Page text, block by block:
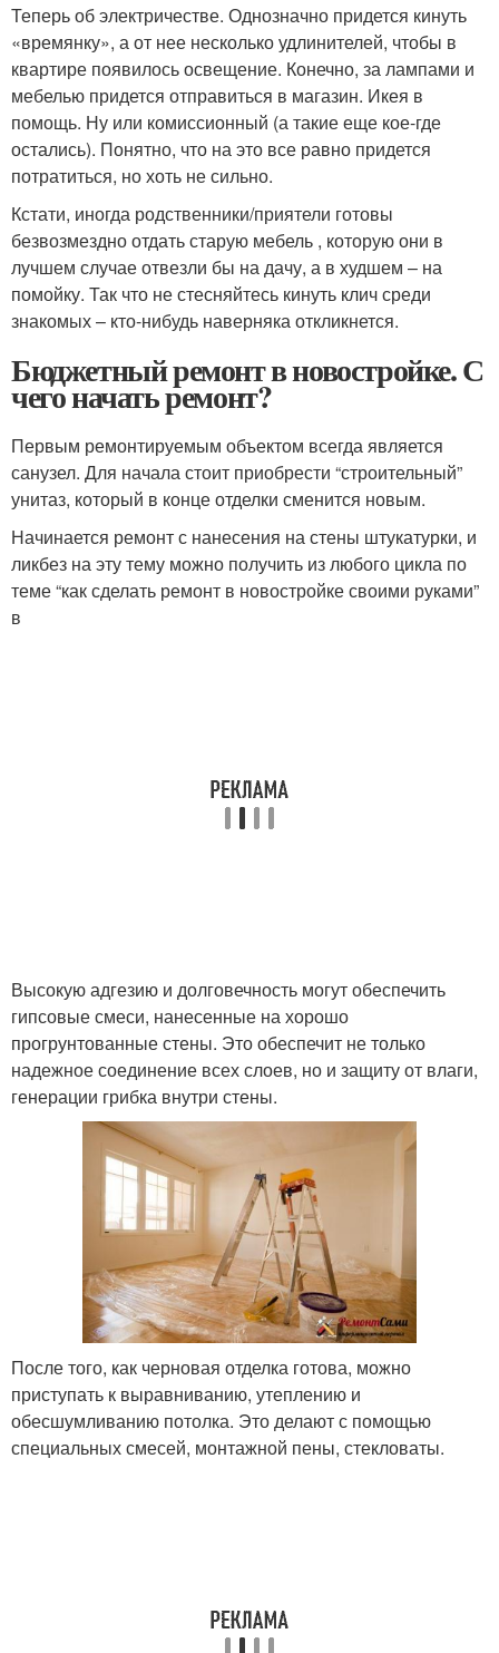
Теперь об электричестве. Однозначно придется кинуть
«времянку», а от нее несколько удлинителей, чтобы в
квартире появилось освещение. Конечно, за лампами и
мебелью придется отправиться в магазин. Икея в
помощь. Ну или комиссионный (а такие еще кое-где
остались). Понятно, что на это все равно придется
потратиться, но хоть не сильно.
Кстати, иногда родственники/приятели готовы
безвозмездно отдать старую мебель , которую они в
лучшем случае отвезли бы на дачу, а в худшем – на
помойку. Так что не стесняйтесь кинуть клич среди
знакомых – кто-нибудь наверняка откликнется.
Бюджетный ремонт в новостройке. С
чего начать ремонт?
Первым ремонтируемым объектом всегда является
санузел. Для начала стоит приобрести “строительный”
унитаз, который в конце отделки сменится новым.
Начинается ремонт с нанесения на стены штукатурки, и
ликбез на эту тему можно получить из любого цикла по
теме “как сделать ремонт в новостройке своими руками”
в
Высокую адгезию и долговечность могут обеспечить
гипсовые смеси, нанесенные на хорошо
прогрунтованные стены. Это обеспечит не только
надежное соединение всех слоев, но и защиту от влаги,
генерации грибка внутри стены.
После того, как черновая отделка готова, можно
приступать к выравниванию, утеплению и
обесшумливанию потолка. Это делают с помощью
специальных смесей, монтажной пены, стекловаты.